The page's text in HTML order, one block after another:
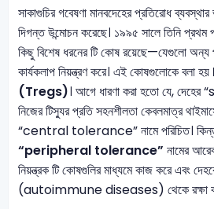
সাকাগুচির গবেষণা মানবদেহের প্রতিরোধ
দিগন্ত উন্মোচন করেছে। ১৯৯৫ সালে তিনি প্রথম
কিছু বিশেষ ধরনের টি কোষ রয়েছে—যেগুলো
কার্যকলাপ নিয়ন্ত্রণ করে। এই কোষগুলোকে বলা হয়
(Tregs)। আগে ধারণা করা হতো যে,
নিজের টিস্যুর প্রতি সহনশীলতা কেবলমাত্র
“central tolerance” নামে পরিচিত। কিন্তু
“peripheral tolerance” নামের
নিয়ন্ত্রক টি কোষগুলির মাধ্যমে কাজ করে এবং
(autoimmune diseases) থেকে রক্ষা